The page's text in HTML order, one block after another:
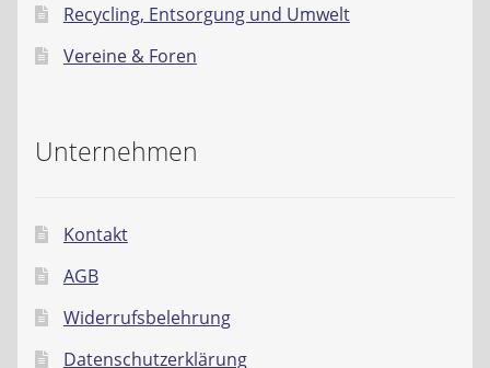
Recycling, Entsorgung und Umwelt
Vereine & Foren
Unternehmen
Kontakt
AGB
Widerrufsbelehrung
Datenschutzerklärung